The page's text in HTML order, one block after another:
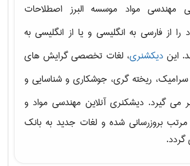
مواد موسسه البرز اصطلاحات
از فارسی به انگلیسی و یا از انگلیسی به
ایندیکشنری، لغات تخصصی گرایش های
ریخته گری، جوشکاری و شناسایی و
می گیرد. دیشکنری آنلاین مهندسی مواد و
بروزرسانی شده و لغات جدید به بانک
گردد.